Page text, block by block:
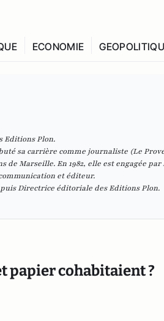
ECONOMIE
Editions Plon.
sa carrière comme journaliste (Le
de Marseille. En 1982, elle est engagée
et éditeur.
Directrice éditoriale des Editions Plon.
papier cohabitaient ?